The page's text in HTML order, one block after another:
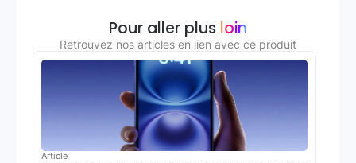
Pour aller plus loin
Retrouvez nos articles en lien avec ce produit
Article